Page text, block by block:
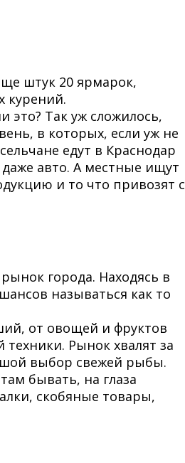
штук 20 ярмарок,
курений.
это? Так уж сложилось,
в которых, если уж не
едут в Краснодар
авто. А местные ищут
и то что привозят с
города. Находясь в
называться как то
от овощей и фруктов
Рынок хвалят за
выбор свежей рыбы.
бывать, на глаза
скобяные товары,